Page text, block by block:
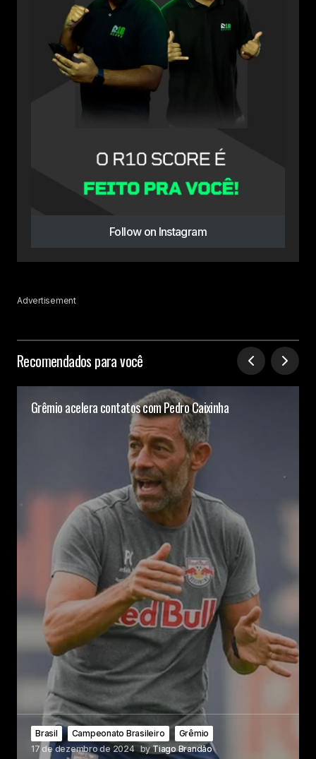
Follow on Instagram
Advertisement
Recomendados para você
Grêmio acelera contatos com Pedro Caixinha
Brasil Campeonato Brasileiro
Grêmio
17 de dezembro de 2024 byTiago Brandão